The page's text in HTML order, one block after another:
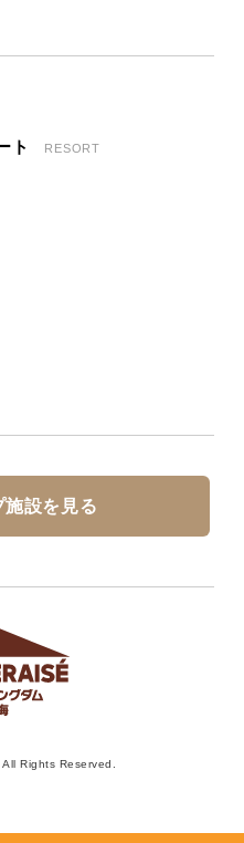
ト RESORT
施設を見る
Rights Reserved.